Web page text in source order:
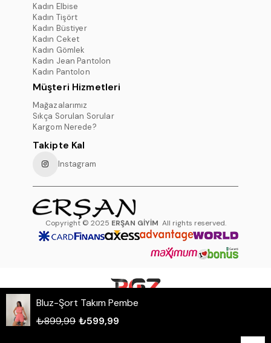
Kadın Elbise
Kadın Tişört
Kadın Büstiyer
Kadın Ceket
Kadın Gömlek
Kadın Jean Pantolon
Kadın Pantolon
Müşteri Hizmetleri
Mağazalarımız
Sıkça Sorulan Sorular
Kargom Nerede?
Takipte Kal
Instagram
Copyright © 2025 ERŞAN GİYİM All rights reserved.
WHATSAPP DESTEK HATTI
Bluz-Şort Takım Pembe
₺899,99 ₺599,99